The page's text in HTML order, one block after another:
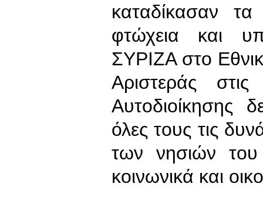
καταδίκασαν
φτώχεια και
ΣΥΡΙΖΑ στο
Αριστεράς
Αυτοδιοίκησης
όλες τους τις
των νησιών του
κοινωνικά και